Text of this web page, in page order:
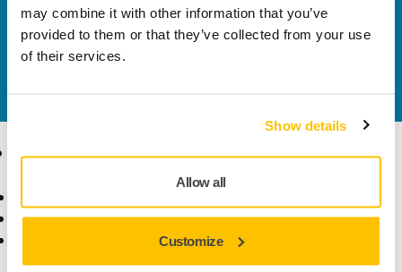
may combine it with other information that you’ve
provided to them or that they’ve collected from your use
of their services.
Show details
Allow all
Customize
Vegye fel velünk a kapcsolatot
Szeretne többet tudni? Kérjük, vegye fel velünk a
Termékek
Pormentes csiszolás
polírpaszták
Tudásbázis
Alkalmazások
Megoldások